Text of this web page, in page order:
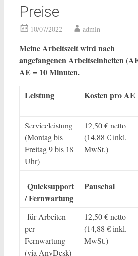
Preise
10/07/2022 admin
Meine Arbeitszeit wird nach
angefangenen Arbeitseinheiten
AE = 10 Minuten.
Leistung
Kosten pro AE
Serviceleistung
(Montag bis
Freitag 9 bis 18
Uhr)
12,50 € netto
(14,88 € inkl.
MwSt.)
Quicksupport
/ Fernwartung
Pauschal
für Arbeiten
per
Fernwartung
(via AnyDesk)
12,50 € netto
(14,88 € inkl.
MwSt.)